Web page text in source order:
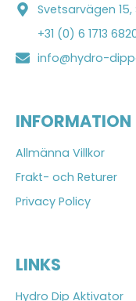
Svetsarvägen 15,
+31 (0) 6 1713
info@hydro-
INFORMATION
Allmänna Villkor
Frakt- och Returer
Privacy Policy
LINKS
Hydro Dip Aktivator